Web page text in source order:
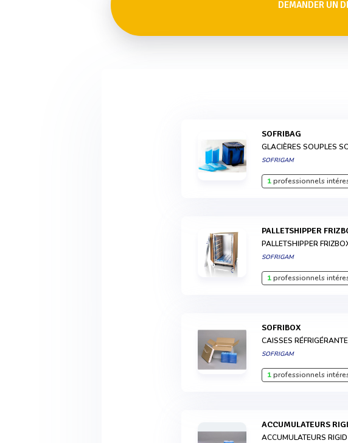
DEMANDER UN
SOFRIBAG
GLACIÈRES SOUPLES
SOFRIGAM
1professionnels
PALLETSHIPPER
PALLETSHIPPER
SOFRIGAM
1professionnels
SOFRIBOX
CAISSES
SOFRIGAM
1professionnels
ACCUMULATEURS
ACCUMULATEURS